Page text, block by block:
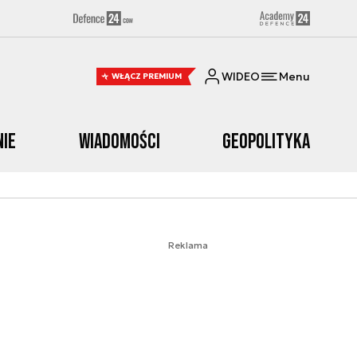
WŁĄCZ PREMIUM WIDEO Menu
Wiadomości Geopolityka
Reklama